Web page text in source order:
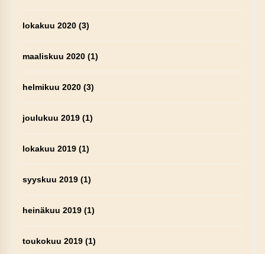
lokakuu 2020(3)
maaliskuu 2020(1)
helmikuu 2020(3)
joulukuu 2019(1)
lokakuu 2019(1)
syyskuu 2019(1)
heinäkuu 2019(1)
toukokuu 2019(1)